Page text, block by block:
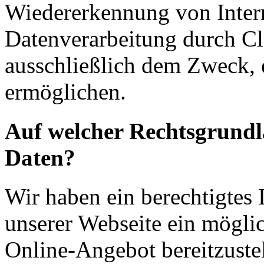
Wiedererkennung von
Datenverarbeitung durch
ausschließlich dem
ermöglichen.
Auf welcher
Daten?
Wir haben ein berechtigtes
unserer Webseite ein
Online-Angebot